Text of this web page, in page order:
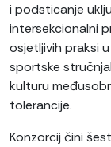
i podsticanje
intersekcionalni
osjetljivih praksi
sportske
kulturu
tolerancije.
Konzorcij čini